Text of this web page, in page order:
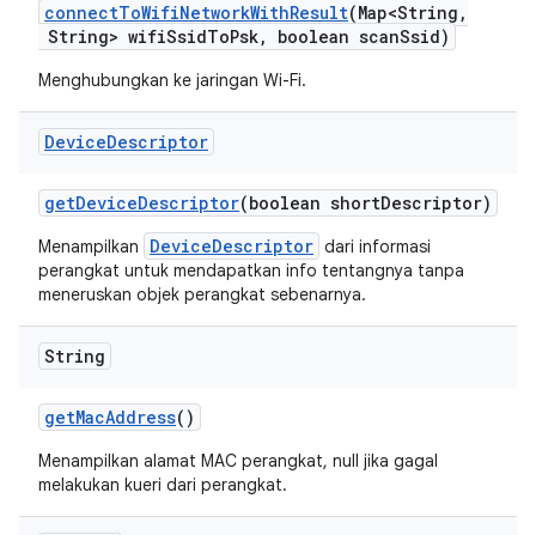
connectToWifiNetworkWithResult(Map<String ,
String> wifiSsidToPsk, boolean scanSsid)
Menghubungkan ke jaringan Wi-Fi.
DeviceDescriptor
getDeviceDescriptor(boolean shortDescriptor)
Menampilkan DeviceDescriptor dari informasi
perangkat untuk mendapatkan info tentangnya tanpa
meneruskan objek perangkat sebenarnya.
String
getMacAddress()
Menampilkan alamat MAC perangkat, null jika gagal
melakukan kueri dari perangkat.